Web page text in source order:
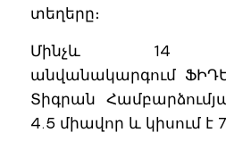
տեղերը։
Մինչև 14
անվանակարգում
Տիգրան
4.5 միավոր և կիսում է